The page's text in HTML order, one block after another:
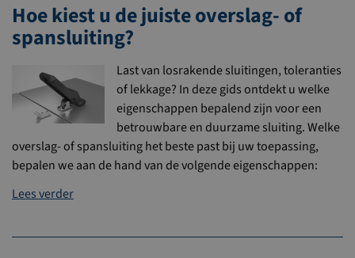
Hoe kiest u de juiste overslag- of
spansluiting?
Last van losrakende sluitingen, toleranties
of lekkage? In deze gids ontdekt u welke
eigenschappen bepalend zijn voor een
betrouwbare en duurzame sluiting. Welke
overslag- of spansluiting het beste past bij uw toepassing,
bepalen we aan de hand van de volgende eigenschappen:
Lees verder